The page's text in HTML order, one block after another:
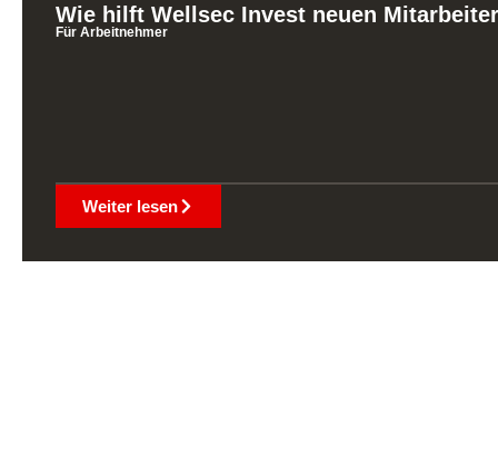
Wie hilft Wellsec Invest neuen
Für Arbeitnehmer
Weiter lesen